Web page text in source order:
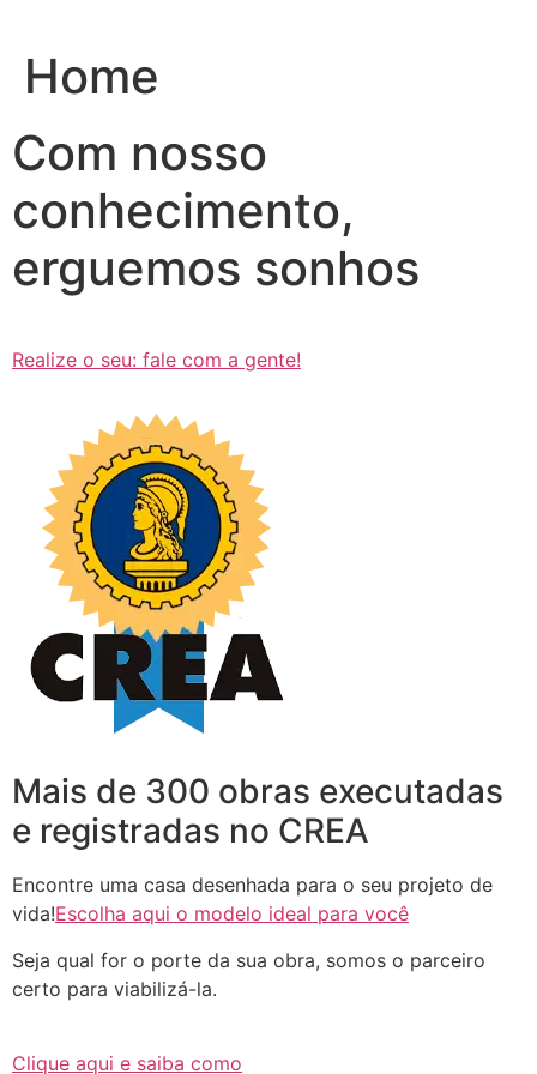
conteúdo
Home
Com nosso
conhecimento,
erguemos sonhos
Realize o seu: fale com a gente!
Mais de 300 obras executadas
e registradas no CREA
Encontre uma casa desenhada para o seu projeto de
vida!Escolha aqui o modelo ideal para você
Seja qual for o porte da sua obra, somos o parceiro
certo para viabilizá-la.
Clique aqui e saiba como